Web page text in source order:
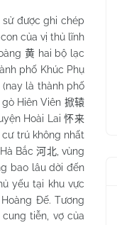
được ghi chép
con của vị thủ lĩnh
黄 hai bộ lạc
phố Khúc Phụ
(nay là thành phố
gò Hiên Viên 掀辕
Hoài Lai怀来
trú không nhất
Bắc河北, vùng
bao lâu dời đến
yếu tại khu vực
Đế. Tương
tiễn, vợ của